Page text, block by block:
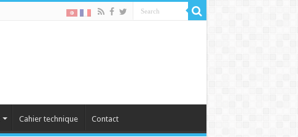
Cahier technique Contact